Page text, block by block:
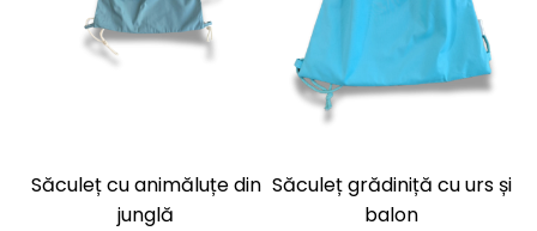
Săculeț cu animăluțe din
junglă
Săculeț grădiniță cu urs și
balon